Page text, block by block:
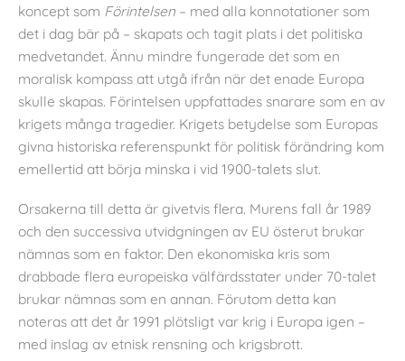
koncept som Förintelsen – med alla konnotationer som
det i dag bär på – skapats och tagit plats i det politiska
medvetandet. Ännu mindre fungerade det som en
moralisk kompass att utgå ifrån när det enade Europa
skulle skapas. Förintelsen uppfattades snarare som en av
krigets många tragedier. Krigets betydelse som Europas
givna historiska referenspunkt för politisk förändring kom
emellertid att börja minska i vid 1900-talets slut.
Orsakerna till detta är givetvis flera. Murens fall år 1989
och den successiva utvidgningen av EU österut brukar
nämnas som en faktor. Den ekonomiska kris som
drabbade flera europeiska välfärdsstater under 70-talet
brukar nämnas som en annan. Förutom detta kan
noteras att det år 1991 plötsligt var krig i Europa igen –
med inslag av etnisk rensning och krigsbrott.